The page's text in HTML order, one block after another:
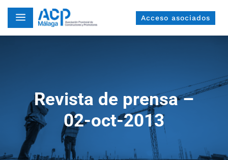
a Acceso asociados
Revista de prensa –
02-oct-2013